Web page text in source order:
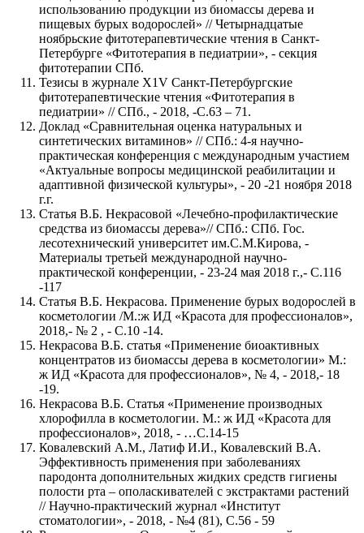
использованию продукции из биомассы дерева и
пищевых бурых водорослей» // Четырнадцатые
ноябрьские фитотерапевтические чтения в Санкт-
Петербурге «Фитотерапия в педиатрии», - секция
фитотерапии СПб.
Тезисы в журнале Х1V Санкт-Петербургские
фитотерапевтические чтения «Фитотерапия в
педиатрии» // СПб., - 2018, -С.63 – 71.
Доклад «Сравнительная оценка натуральных и
синтетических витаминов» // СПб.: 4-я научно-
практическая конференция с международным участием
«Актуальные вопросы медицинской реабилитации и
адаптивной физической культуры», - 20 -21 ноября 2018
г.г.
Статья В.Б. Некрасовой «Лечебно-профилактические
средства из биомассы дерева»// СПб.: СПб. Гос.
лесотехнический университет им.С.М.Кирова, -
Материалы третьей международной научно-
практической конференции, - 23-24 мая 2018 г.,- С.116
-117
Статья В.Б. Некрасова. Применение бурых водорослей в
косметологии /М.:ж ИД «Красота для профессионалов»,
2018,- № 2 , - С.10 -14.
Некрасова В.Б. статья «Применение биоактивных
концентратов из биомассы дерева в косметологии» М.:
ж ИД «Красота для профессионалов», № 4, - 2018,- 18
-19.
Некрасова В.Б. Статья «Применение производных
хлорофилла в косметологии. М.: ж ИД «Красота для
профессионалов», 2018, - …С.14-15
Ковалевский А.М., Латиф И.И., Ковалевский В.А.
Эффективность применения при заболеваниях
пародонта дополнительных жидких средств гигиены
полости рта – ополаскивателей с экстрактами растений
// Научно-практический журнал «Институт
стоматологии», - 2018, - №4 (81), С.56 - 59